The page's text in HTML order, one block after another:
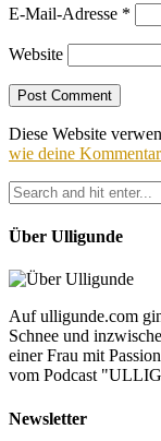
E-Mail-Adresse *
Website
Diese Website
wie deine
Über Ulligunde
Auf ulligunde.com
Schnee und
einer Frau mit
vom Podcast
Newsletter